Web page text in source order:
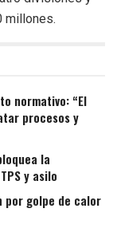
millones.
normativo: “El
procesos y
la
y asilo
por golpe de calor